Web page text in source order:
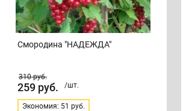
Смородина "НАДЕЖДА"
310руб.
259 руб. /шт.
Экономия: 51 руб.